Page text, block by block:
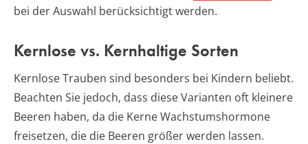
bei der Auswahl berücksichtigt werden.
Kernlose vs. Kernhaltige Sorten
Kernlose Trauben sind besonders bei Kindern beliebt.
Beachten Sie jedoch, dass diese Varianten oft kleinere
Beeren haben, da die Kerne Wachstumshormone
freisetzen, die die Beeren größer werden lassen.